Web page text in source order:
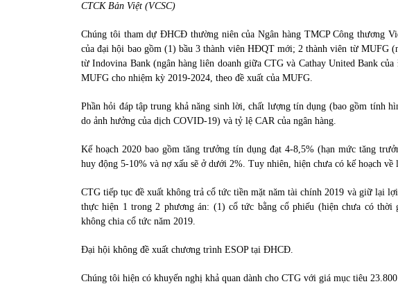
CTCK Bản Việt (VCSC)
Chúng tôi tham dự ĐHCĐ thường niên của Ngân hàng TMCP Công thương
của đại hội bao gồm (1) bầu 3 thành viên HĐQT mới; 2 thành viên từ MUFG
từ Indovina Bank (ngân hàng liên doanh giữa CTG và Cathay United Bank
MUFG cho nhiệm kỳ 2019-2024, theo đề xuất của MUFG.
Phần hỏi đáp tập trung khả năng sinh lời, chất lượng tín dụng (bao gồm tính
do ảnh hưởng của dịch COVID-19) và tỷ lệ CAR của ngân hàng.
Kế hoạch 2020 bao gồm tăng trưởng tín dụng đạt 4-8,5% (hạn mức tăng
huy động 5-10% và nợ xấu sẽ ở dưới 2%. Tuy nhiên, hiện chưa có kế hoạch về
CTG tiếp tục đề xuất không trả cổ tức tiền mặt năm tài chính 2019 và giữ lại
thực hiện 1 trong 2 phương án: (1) cổ tức bằng cổ phiếu (hiện chưa có
không chia cổ tức năm 2019.
Đại hội không đề xuất chương trình ESOP tại ĐHCĐ.
Chúng tôi hiện có khuyến nghị khả quan dành cho CTG với giá mục tiêu